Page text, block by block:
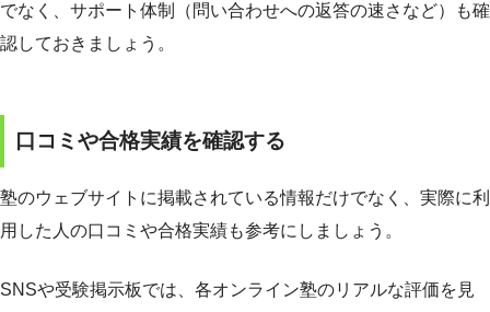
でなく、サポート体制（問い合わせへの返答の速さなど）も確
認しておきましょう。
口コミや合格実績を確認する
塾のウェブサイトに掲載されている情報だけでなく、実際に利
用した人の口コミや合格実績も参考にしましょう。
SNSや受験掲示板では、各オンライン塾のリアルな評価を見